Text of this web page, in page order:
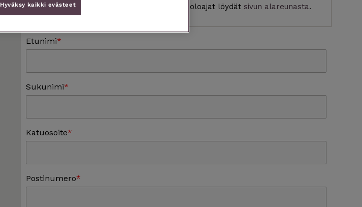
Asiakaspalvelumme yhteystiedot ja aukioloajat löydät sivun alareunasta.
Etunimi
Sukunimi
Katuosoite
Postinumero
Hyväksy kaikki evästeet